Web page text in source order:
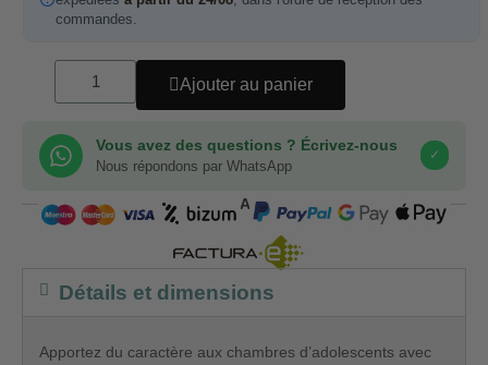
commandes.
Ajouter au panier
Vous avez des questions ? Écrivez-nous
Nous répondons par WhatsApp
✓
COMPRA SEGURA
Détails et dimensions
Apportez du caractère aux chambres d’adolescents avec